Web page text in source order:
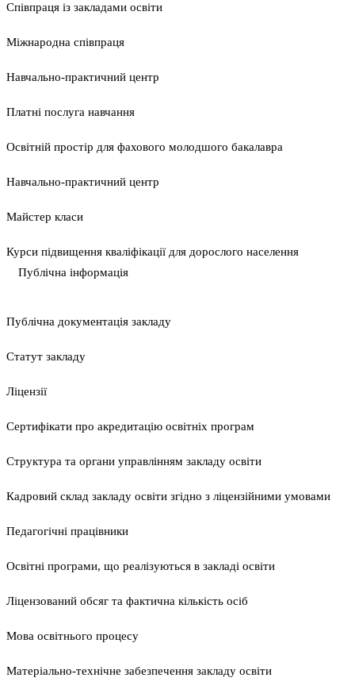
Співпраця із закладами освіти
Міжнародна співпраця
Навчально-практичний центр
Платні послуга навчання
Освітній простір для фахового молодшого бакалавра
Навчально-практичний центр
Майстер класи
Курси підвищення кваліфікації для дорослого населення
Публічна інформація
Публічна документація закладу
Статут закладу
Ліцензії
Сертифікати про акредитацію освітніх програм
Структура та органи управлінням закладу освіти
Кадровий склад закладу освіти згідно з ліцензійними умовами
Педагогічні працівники
Освітні програми, що реалізуються в закладі освіти
Ліцензований обсяг та фактична кількість осіб
Мова освітнього процесу
Матеріально-технічне забезпечення закладу освіти